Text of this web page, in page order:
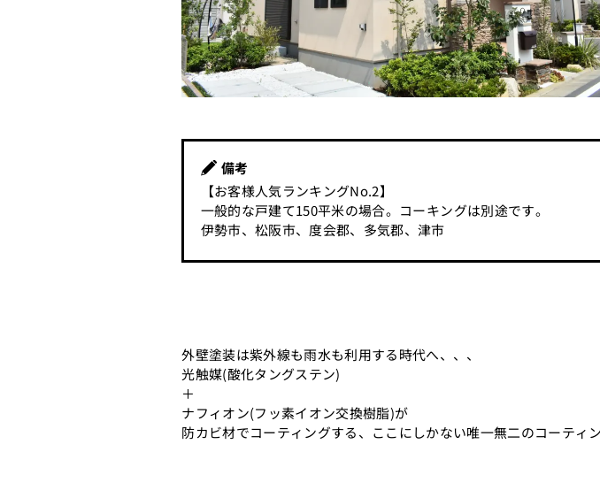
備考
【お客様人気ランキングNo.2】
一般的な戸建て150平米の場合。コーキングは別途です。
伊勢市、松阪市、度会郡、多気郡、津市
外壁塗装は紫外線も雨水も利用する時代へ、、、
光触媒(酸化タングステン)
＋
ナフィオン(フッ素イオン交換樹脂)が
防カビ材でコーティングする、ここにしかない唯一無二のコーティン